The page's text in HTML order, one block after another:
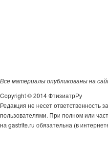
Все материалы опубликованы на
Copyright © 2014 ФтизиатрРу
Редакция не несет ответственность
пользователями. При полном или
на gastrite.ru обязательна (в